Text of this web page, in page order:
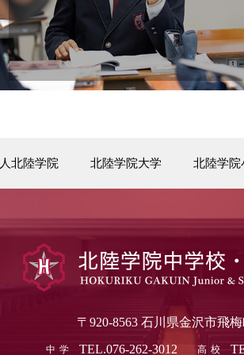
北陸学院 北陸学院大学 北陸学院
〒920-8563 石川県金沢市飛
中学 TEL.076-262-3012 高校